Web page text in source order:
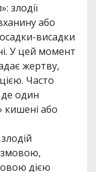
злодії
або
висадки
У цей момент
жертву,
Часто
один
кишені або
дією